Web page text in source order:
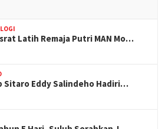
Latih Remaja Putri MAN Mo…
Sitaro Eddy Salindeho Hadiri…